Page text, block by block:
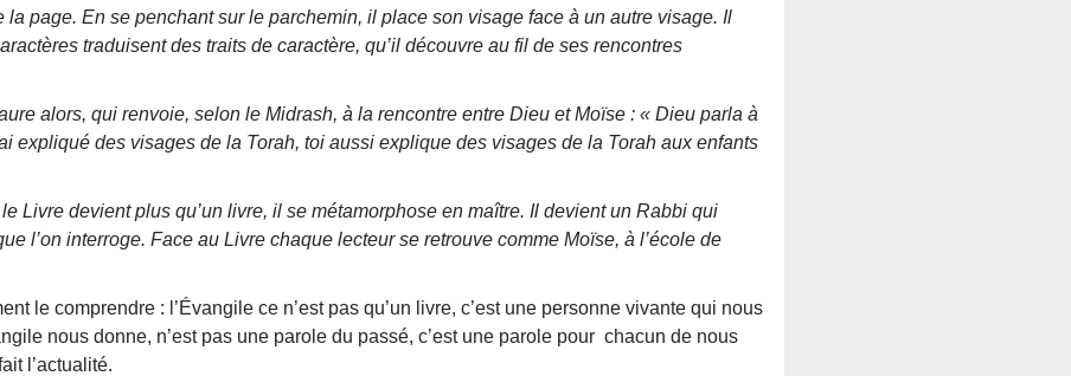
la page. En se penchant sur le parchemin, il place son visage face à un autre visage. Il
traduisent des traits de caractère, qu’il découvre au fil de ses rencontres
alors, qui renvoie, selon le Midrash, à la rencontre entre Dieu et Moïse : « Dieu parla à
expliqué des visages de la Torah, toi aussi explique des visages de la Torah aux enfants
devient plus qu’un livre, il se métamorphose en maître. Il devient un Rabbi qui
l’on interroge. Face au Livre chaque lecteur se retrouve comme Moïse, à l’école de
comprendre : l’Évangile ce n’est pas qu’un livre, c’est une personne vivante qui nous
nous donne, n’est pas une parole du passé, c’est une parole pour chacun de nous
l’actualité.